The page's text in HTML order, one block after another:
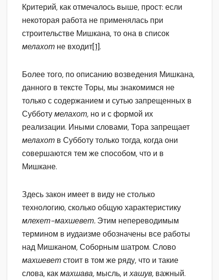
Критерий, как отмечалось выше, прост: если
некоторая работа не применялась при
строительстве Мишкана, то она в список
мелахот не входит[1].
Более того, по описанию возведения Мишкана,
данного в тексте Торы, мы знакомимся не
только с содержанием и сутью запрещенных в
Субботумелахот, но и с формой их
реализации. Иными словами, Тора запрещает
мелахот в Субботу только тогда, когда они
совершаются тем же способом, что и в
Мишкане.
Здесь закон имеет в виду не столько
технологию, сколько общую характеристику
млехет-махшевет. Этим непереводимым
термином в иудаизме обозначены все работы
над Мишканом, Соборным шатром. Слово
махшеветстоит в том же ряду, что и такие
слова, какмахшава, мысль, ихашув, важный.